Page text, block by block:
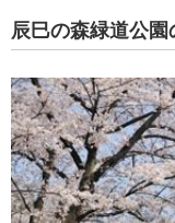
辰巳の森緑道公